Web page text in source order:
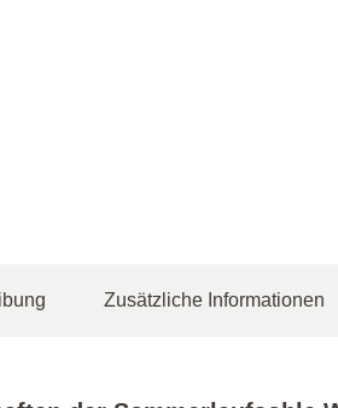
Zusätzliche Informationen